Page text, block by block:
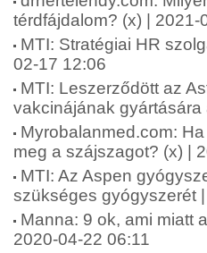
térdfájdalom? (x) | 2021-
MTI: Stratégiai HR
02-17 12:06
MTI: Leszerződött az
vakcinájának
Myrobalanmed.com:
meg a szájszagot? (x) |
MTI: Az Aspen
szükséges gyógyszerét
Manna: 9 ok, ami miatt
2020-04-22 06:11